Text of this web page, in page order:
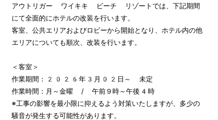
アウトリガー ワイキキ ビーチ リゾートでは、下記期間
にて全面的にホテルの改装を行います。
客室、公共エリアおよびロビーから開始となり、ホテル内の他
エリアについても順次、改装を行います。
＜客室＞
作業期間：2026年3月02日～ 未定
作業時間：月～金曜 / 午前９時～午後4時
※工事の影響を最小限に抑えるよう対策いたしますが、多少の
騒音が発生する可能性があります。